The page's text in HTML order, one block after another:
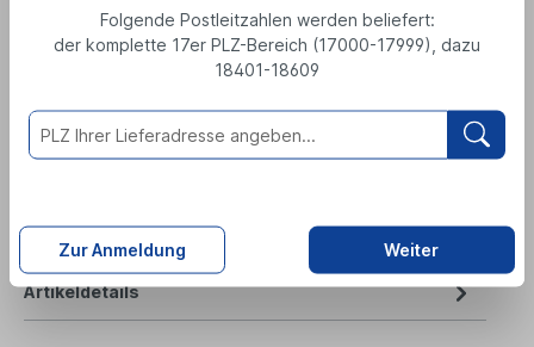
Folgende Postleitzahlen werden beliefert:
der komplette 17er PLZ-Bereich (17000-17999), dazu
18401-18609
Zur Anmeldung Weiter
inkl. MwSt., zzgl. Versand
4,99 €
Nährwerte
Artikeldetails